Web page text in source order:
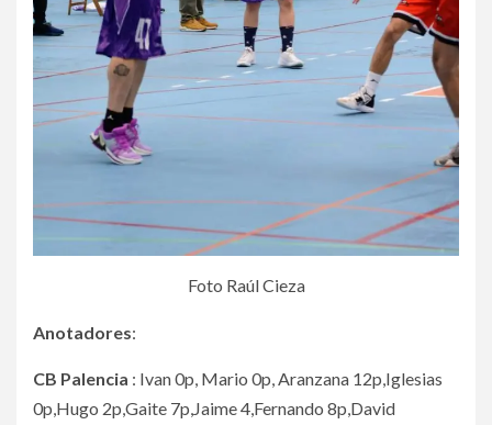
Foto Raúl Cieza
Anotadores:
CB Palencia : Ivan 0p, Mario 0p, Aranzana 12p,Iglesias
0p,Hugo 2p,Gaite 7p,Jaime 4,Fernando 8p,David